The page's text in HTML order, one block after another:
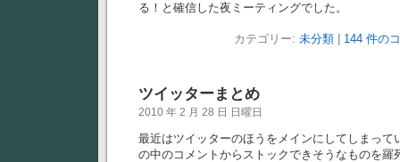
る！と確信した夜ミーティングでした。
カテゴリー: 未分類| 144 件の
ツイッターまとめ
2010 年 2 月 28 日 日曜日
最近はツイッターのほうをメインにしてしまって
の中のコメントからストックできそうなものを羅